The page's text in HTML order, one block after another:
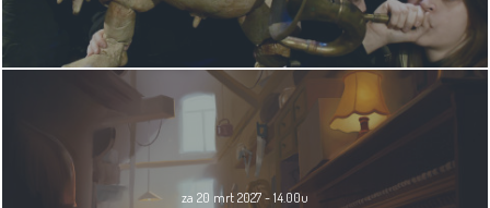
za 20 mrt 2027 - 14.00u